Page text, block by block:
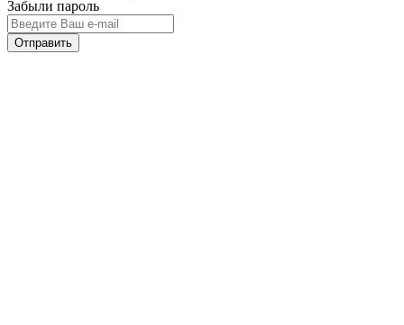
Забыли пароль